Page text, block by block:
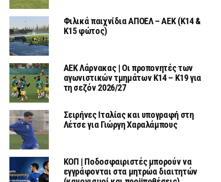
Φιλικά παιχνίδια ΑΠΟΕΛ – ΑΕΚ (Κ14 &
Κ15 φώτος)
AEK Λάρνακας | Οι προπονητές των
αγωνιστικών τμημάτων Κ14 – Κ19 για
τη σεζόν 2026/27
Σειρήνες Ιταλίας και υπογραφή στη
Λέτσε για Γιώργη Χαραλάμπους
ΚΟΠ | Ποδοσφαιριστές μπορούν να
εγγράφονται στα μητρώα διαιτητών